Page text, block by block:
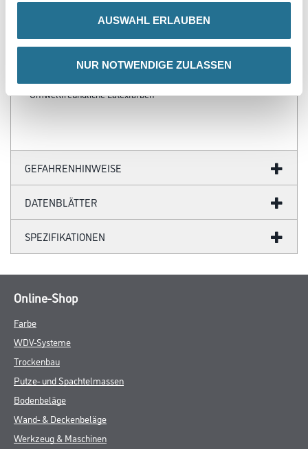
AUSWAHL ERLAUBEN
NUR NOTWENDIGE ZULASSEN
- Ihre individuellen Wandabmessungen
- Hochwertige Trägermaterialien
- Zertifizierte Faservliese
- Brandschutzgeprüft nach EU-Norm
- Umweltfreundliche Latexfarben
GEFAHRENHINWEISE
DATENBLÄTTER
SPEZIFIKATIONEN
Online-Shop
Farbe
WDV-Systeme
Trockenbau
Putze- und Spachtelmassen
Bodenbeläge
Wand- & Deckenbeläge
Werkzeug & Maschinen